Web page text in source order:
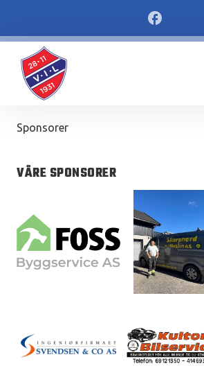
Sponsorer
VÅRE SPONSORER